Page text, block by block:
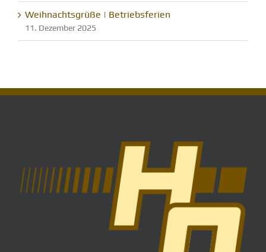
Weihnachtsgrüße | Betriebsferien
11. Dezember 2025